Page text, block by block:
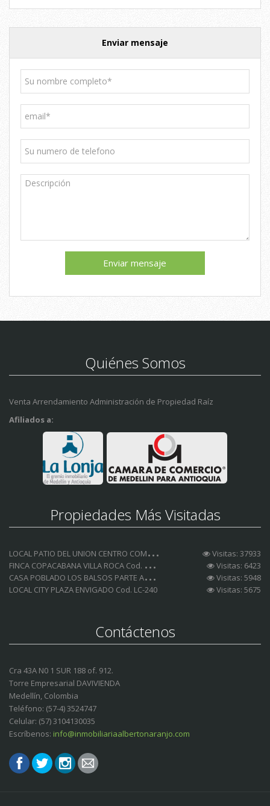
Enviar mensaje
Quiénes Somos
Venta Arrendamiento Administración de Propiedad Raíz
Afiliados a:
Propiedades Más Visitadas
L
OCAL PATIO DEL UNION CENTRO COMERCIAL Cod. LCA-185 Visitas: 37933
F
INCA COPACABANA VILLA ROCA Cod. FC-153 Visitas: 6423
C
ASA POBLADO LOS BALSOS PARTE ALTA Cod. CA-232
Visitas: 5948
LOCAL CITY PLAZA ENVIGADO Cod. LC-240
Visitas: 5675
Contáctenos
Cra 43A N0 1 SUR 188 of. 912.
Torre Empresarial DAVIVIENDA
Medellín, Colombia
Teléfono: (57-4) 3524747
Celular: (57) 3104130035
Escríbenos: info@inmobiliariaalbertonaranjo.com